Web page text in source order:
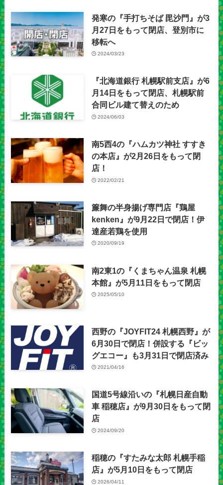
発寒の『手打ちそば 毘沙門』が3
月27日をもって閉店、登別市に
移転へ
2024/03/23
『北海道銀行 札幌駅前支店』が6
月14日をもって閉店、札幌駅前
合同ビル建て替えのため
2024/06/03
南5西4の『ハムカツ神社 すすき
の本店』が2月26日をもって閉
店！
2022/02/21
簾舞の半身揚げ専門店『鶏屋
kenken』が9月22日で閉店！伊
達産若鶏を使用
2020/09/19
南2東1の『くまちゃん温泉 札幌
本館』が5月11日をもって閉店
2025/05/10
西野の『JOYFIT24 札幌西野』が
6月30日で閉店！併設する『ビッ
グエコー』も3月31日で閉店済み
2021/04/16
国道5号線沿いの『札幌日産自動
車 稲穂店』が9月30日をもって閉
店
2024/09/20
稲穂の『すたみな太郎 札幌手稲
店』が5月10日をもって閉店
2026/04/11